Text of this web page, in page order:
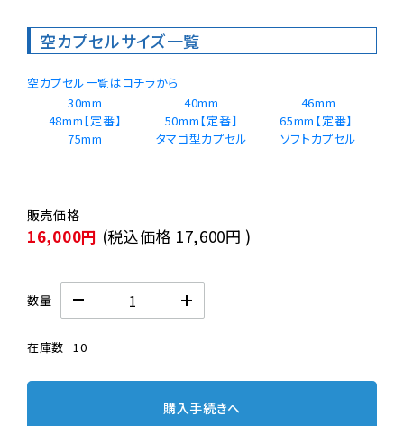
空カプセルサイズ一覧
空カプセル一覧はコチラから
30mm
40mm
46mm
48mm【定番】
50mm【定番】
65mm【定番】
75mm
タマゴ型カプセル
16,000円 (税込価格 17,600円 )
数量
在庫数 10
購入手続きへ